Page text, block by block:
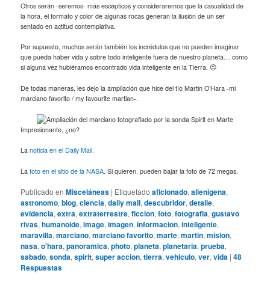
Otros serán -seremos- más escépticos y consideraremos que la casualidad de
la hora, el formato y color de algunas rocas generan la ilusión de un ser
sentado en actitud contemplativa.
Por supuesto, muchos serán también los incrédulos que no pueden imaginar
que pueda haber vida y sobre todo inteligente fuera de nuestro planeta… como
si alguna vez hubiéramos encontrado vida inteligente en la Tierra. 😉
De todas maneras, les dejo la ampliación que hice del tío Martin O’Hara -mi
marciano favorito / my favourite martian-.
Impresionante, ¿no?
Lanoticia en el Daily Mail.
Lafoto en el sitio de la NASA. Si quieren, pueden bajar la foto de 72 megas.
Publicado en Misceláneas | Etiquetado aficionado,alienigena,
astronomo,blog,ciencia,daily mail,descubridor,detalle,
evidencia,extra,extraterrestre,ficcion,foto,fotografia,gustavo
rivas,humanoide,image,imagen,informacion,inteligente,
maravilla,marciano,marciano favorito,marte,martin,mision,
nasa,o'hara,panoramica,photo,planeta,planetaria,prueba,
sabado,sonda,spirit,super accion,tierra,vehiculo,ver,vida |48
Respuestas